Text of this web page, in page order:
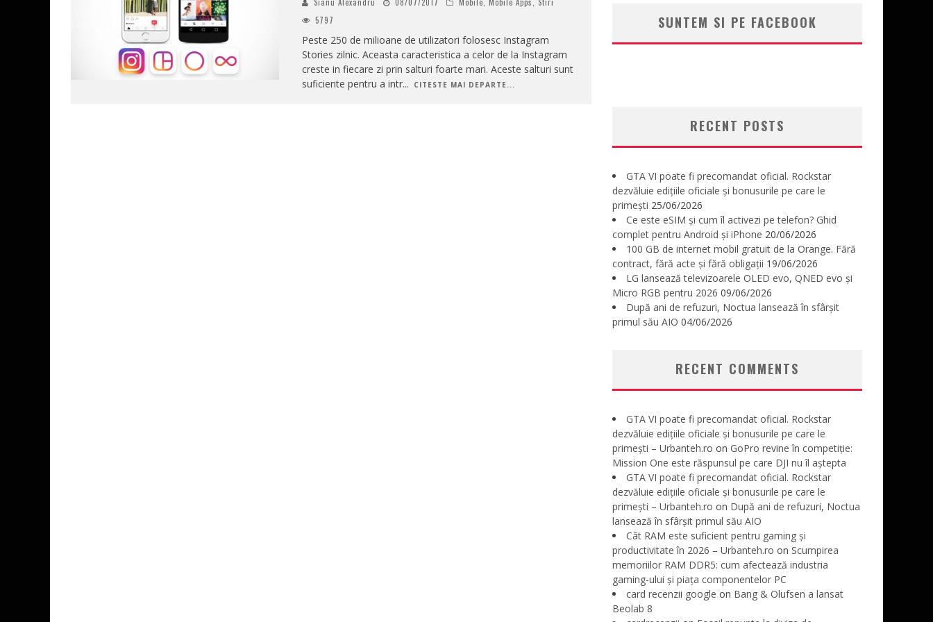
5797
Peste 250 de milioane de utilizatori folosesc Instagram
Stories zilnic. Aceasta caracteristica a celor de la Instagram
creste in fiecare zi prin salturi foarte mari. Aceste salturi sunt
suficiente pentru a intr... CITESTE MAI DEPARTE...
SUNTEM SI PE FACEBOOK
RECENT POSTS
GTA VI poate fi precomandat oficial. Rockstar
dezvăluie edițiile oficiale și bonusurile pe care le
primești 25/06/2026
Ce este eSIM și cum îl activezi pe telefon? Ghid
complet pentru Android și iPhone 20/06/2026
100 GB de internet mobil gratuit de la Orange. Fără
contract, fără acte și fără obligații 19/06/2026
LG lansează televizoarele OLED evo, QNED evo și
Micro RGB pentru 2026 09/06/2026
După ani de refuzuri, Noctua lansează în sfârșit
primul său AIO 04/06/2026
RECENT COMMENTS
GTA VI poate fi precomandat oficial. Rockstar
dezvăluie edițiile oficiale și bonusurile pe care le
primești – Urbanteh.ro on GoPro revine în competiție:
Mission One este răspunsul pe care DJI nu îl aștepta
GTA VI poate fi precomandat oficial. Rockstar
dezvăluie edițiile oficiale și bonusurile pe care le
primești – Urbanteh.ro on După ani de refuzuri, Noctua
lansează în sfârșit primul său AIO
Cât RAM este suficient pentru gaming și
productivitate în 2026 – Urbanteh.ro on Scumpirea
memoriilor RAM DDR5: cum afectează industria
gaming-ului și piața componentelor PC
card recenzii google on Bang & Olufsen a lansat
Beolab 8